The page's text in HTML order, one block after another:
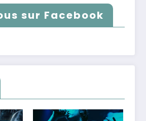
sur Facebook